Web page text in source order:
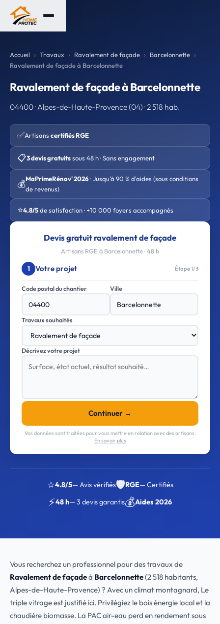
Accueil Travaux Ravalement de façade
Barcelonnette
Ravalement de façade à Barcelonnette
Ravalement de façade à Barcelonnette
04400 · Alpes-de-Haute-Provence (04) · 2 518 hab.
✅Artisans certifiés RGE
📋3 devis gratuitssous 48 h · Sans engagement
💰MaPrimeRénov' 2026· Jusqu'à 90 % d'aides (sous conditions
de revenus)
⭐4.8/5de satisfaction · +10 000 foyers accompagnés
Devis gratuit ravalement de façade
Artisans RGE à Barcelonnette · 48 h
1 Votre projet Étape 1/3
Code postal du chantier Ville
Travaux souhaités
Décrivez votre projet
Continuer →
Vos données sont traitées pour vous mettre en relation avec des artisans.
En savoir plus
⭐4.8/5— Avis vérifiés🛡️RGE— Certifiés
⚡48 h— 3 devis garantis💰Aides 2026
Vous recherchez un professionnel pour des travaux de
Ravalement de façadeà Barcelonnette(2 518 habitants,
Alpes-de-Haute-Provence) ? Avec un climat montagnard, Le
triple vitrage est justifié ici. Privilégiez le bois énergie local et la
chaudière biomasse. La PAC air-eau perd en rendement sous